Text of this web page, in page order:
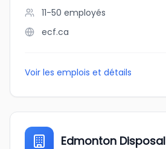
11-50 employés
ecf.ca
Voir les emplois et détails
Edmonton Disposal